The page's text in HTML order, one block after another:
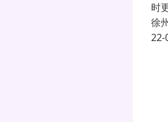
时
徐
22-